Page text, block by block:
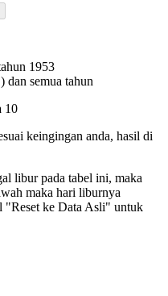
1953
dan semua tahun
10
keingingan anda, hasil di
libur pada tabel ini, maka
maka hari liburnya
ke Data Asli" untuk